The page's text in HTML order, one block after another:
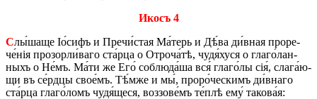
Икосъ 4
Слы́­ша­ще Іо́­сифъ и Пре­чи́­стая Ма́­терь и Дѣ́ва ди́в­ная про­ре­
че́нія про­зор­ли́­ва­го ста́р­ца о Отро­ча́­тѣ, чудя́хуся о гла­го́­лан­
ныхъ о Не́мъ. Ма́ти же Его́ со­блю­да́­ша вся́ гла­го́­лы сія́, сла­га́­ю­
щи въ се́рд­цы сво­е́мъ. Тѣ́м­же и мы́, про­ро́­че­скимъ ди́в­на­го
ста́р­ца гла­го́­ломъ чудя́щеся, воз­зо­ве́мъ те́­плѣ ему́ та­ко­ва́я: